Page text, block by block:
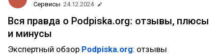
Сервисы 24.12.2024
Вся правда о Podpiska.org: отзывы, плюсы
и минусы
Экспертный обзор Podpiska.org: отзывы